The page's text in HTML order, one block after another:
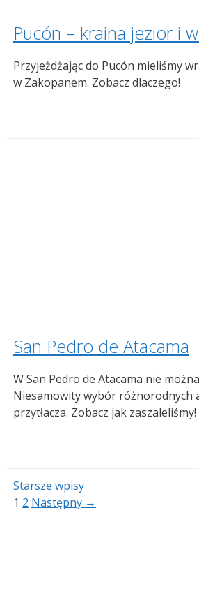
Pucón – kraina jezior i
Przyjeżdżając do Pucón mieliśmy
w Zakopanem. Zobacz dlaczego!
San Pedro de Atacama
W San Pedro de Atacama nie
Niesamowity wybór różnorodnych
przytłacza. Zobacz jak zaszaleliśmy!
Starsze wpisy
Strona
1 Strona
2 Następny →